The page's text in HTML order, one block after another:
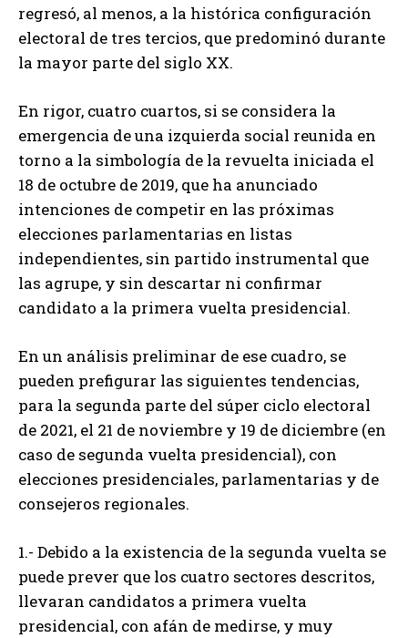
regresó, al menos, a la histórica configuración
electoral de tres tercios, que predominó durante
la mayor parte del siglo XX.
En rigor, cuatro cuartos, si se considera la
emergencia de una izquierda social reunida en
torno a la simbología de la revuelta iniciada el
18 de octubre de 2019, que ha anunciado
intenciones de competir en las próximas
elecciones parlamentarias en listas
independientes, sin partido instrumental que
las agrupe, y sin descartar ni confirmar
candidato a la primera vuelta presidencial.
En un análisis preliminar de ese cuadro, se
pueden prefigurar las siguientes tendencias,
para la segunda parte del súper ciclo electoral
de 2021, el 21 de noviembre y 19 de diciembre (en
caso de segunda vuelta presidencial), con
elecciones presidenciales, parlamentarias y de
consejeros regionales.
1.- Debido a la existencia de la segunda vuelta se
puede prever que los cuatro sectores descritos,
llevaran candidatos a primera vuelta
presidencial, con afán de medirse, y muy